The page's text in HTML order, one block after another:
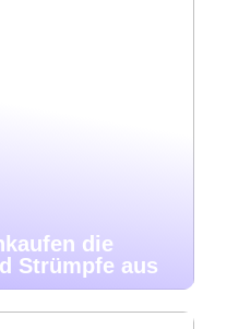
die
Strümpfe aus